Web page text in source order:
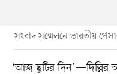
সংবাদ সম্মেলনে ভারতীয়
‘আজ ছুটির দিন’—দিল্লির